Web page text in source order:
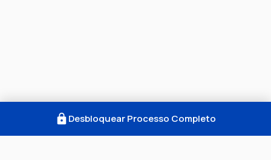
Desbloquear Processo Completo